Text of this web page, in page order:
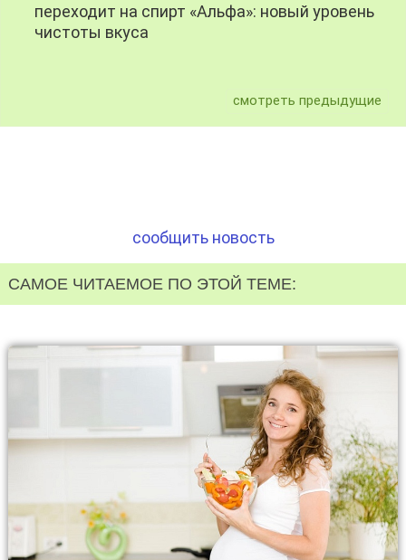
переходит на спирт «Альфа»: новый уровень
чистоты вкуса
смотреть предыдущие
сообщить новость
САМОЕ ЧИТАЕМОЕ ПО ЭТОЙ ТЕМЕ: